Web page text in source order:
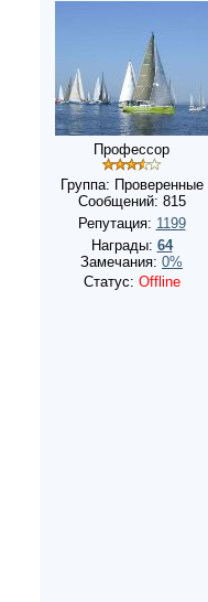
Профессор
Группа: Проверенные
Сообщений: 815
Репутация: 1199
Награды: 64
Замечания: 0%
Статус: Offline